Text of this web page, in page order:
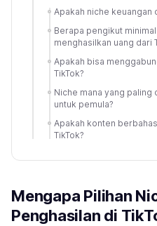
Apakah niche keuangan
Berapa pengikut
menghasilkan uang dari
Apakah bisa
TikTok?
Niche mana yang paling
untuk pemula?
Apakah konten
TikTok?
Mengapa Pilihan
Penghasilan di